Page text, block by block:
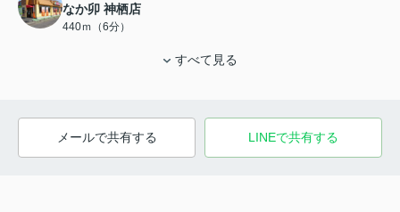
なか卯 神栖店
440ｍ（6分）
すべて見る
メールで共有する LINEで共有する